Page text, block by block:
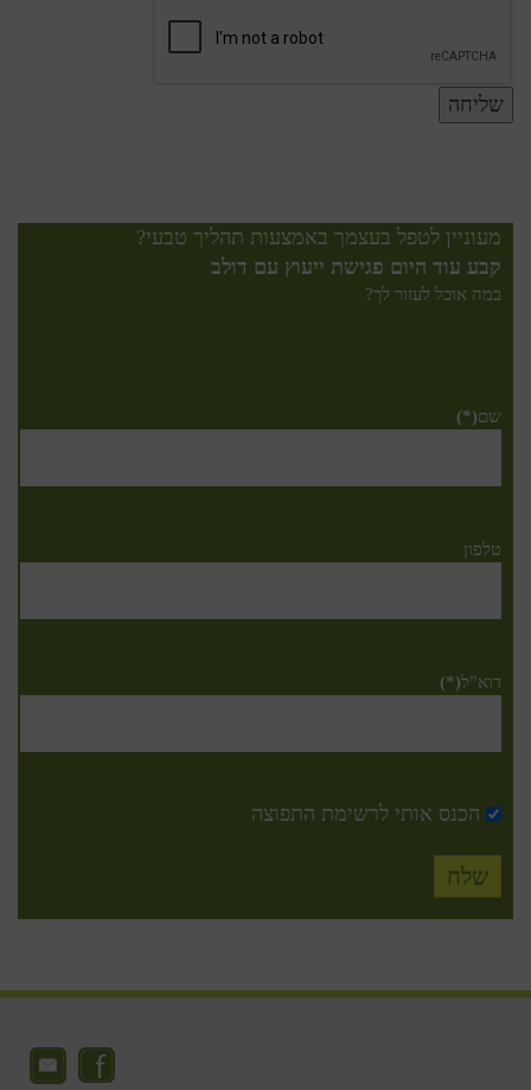
מעוניין לטפל בעצמך באמצעות תהליך טבעי?
קבע עוד היום פגישת ייעוץ עם דולב
במה אוכל לעזור לך?
שם(*)
טלפון
דוא”ל(*)
הכנס אותי לרשימת התפוצה